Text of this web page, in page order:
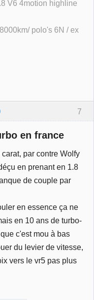
V6 4motion highline
polo's 6N / ex
7
en france
par contre Wolfy
en prenant en 1.8
de couple par
en essence ça ne
en 10 ans de turbo-
c'est mou à bas
du levier de vitesse,
vers le vr5 pas plus